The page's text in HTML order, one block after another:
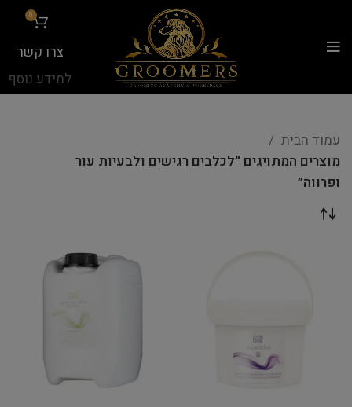
0
צרו קשר
למידע נוסף
עמוד הבית
מוצרים המתויגים “לכלבים רגישים ולבעיות עור
ופרווה”